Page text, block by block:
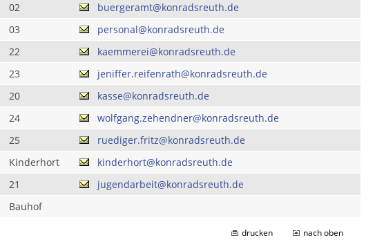
02
buergeramt@konradsreuth.de
03
personal@konradsreuth.de
22
kaemmerei@konradsreuth.de
23
jeniffer.reifenrath@konradsreuth.de
20
kasse@konradsreuth.de
24
wolfgang.zehendner@konradsreuth.de
25
ruediger.fritz@konradsreuth.de
Kinderhort
kinderhort@konradsreuth.de
21
jugendarbeit@konradsreuth.de
Bauhof
drucken nach oben